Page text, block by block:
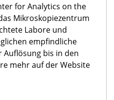
for Analytics on the
Mikroskopiezentrum
Labore und
empfindliche
bis in den
mehr auf der Website